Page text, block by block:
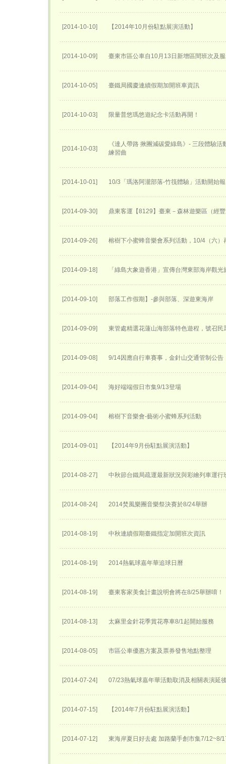
[2014-10-10] 【2014年10月份駐點展演活動】
[2014-10-09] 臺東市區公車自10月13日新增區間班次及
[2014-10-05] 臺鐵局國慶連續假期加開班車資訊
[2014-10-03] 限量普悠瑪悠遊紀念卡活動再開！
[2014-10-03]
《達人帶路 揪團減碳愛綠島》- 三段體驗
練習曲
[2014-10-01] 10/3「瑪洛阿瀧部落-竹筏體驗」活動開始
[2014-09-30] 鼎東客運【8129】臺東－森林遊樂區（經
[2014-09-26] 榕樹下小蜜蜂音樂會系列活動，10/4（六）
[2014-09-18] 「綠島大象遊香港」宣傳台灣東部海岸觀
[2014-09-10] 部落工作假期】-參與部落、深遊東海岸
[2014-09-09] 東管處精選花蓮山海部落特色遊程，號召
[2014-09-08] 9/14因應自行車賽事，金針山交通管制公告
[2014-09-04] 海好端端假日市集9/13登場
[2014-09-04] 榕樹下音樂會-藝術小蜜蜂系列活動
[2014-09-01] 【2014年9月份駐點展演活動】
[2014-08-27] 中秋節台鐵局疏運最新狀況與彩繪列車運行
[2014-08-24] 2014焚風樂團音樂祭決賽於8/24舉辦
[2014-08-19] 中秋連續假期臺鐵指定加開班次資訊
[2014-08-19] 2014熱氣球嘉年華追球日曆
[2014-08-19] 臺東客家美食計畫說明會將在8/25舉辦唷！
[2014-08-13] 太麻里金針花季賞花專車8/1起開始服務
[2014-08-05] 市區公車優惠方案及票券發售地點整理
[2014-07-24] 07/23熱氣球嘉年華活動取消及相關表演延
[2014-07-15] 【2014年7月份駐點展演活動】
[2014-07-12] 東海岸夏日好去處 加路蘭手創市集7/12~8/